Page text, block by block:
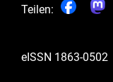
Teilen:
eISSN 1863-0502